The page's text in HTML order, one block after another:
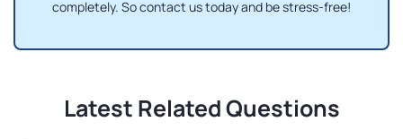
completely. So contact us today and be stress-free!
Latest Related Questions